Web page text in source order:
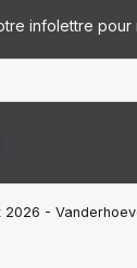
infolettre pour
-